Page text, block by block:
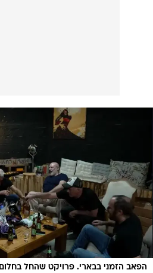
הפאב הזמני בבארי. פרויקט שהחל בחלום